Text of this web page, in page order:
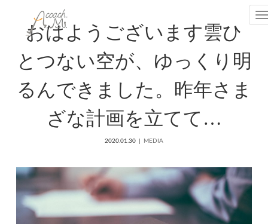
おはようございます雲ひ
とつない空が、ゆっくり明
るんできました。昨年さま
ざな計画を立てて…
2020.01.30 MEDIA